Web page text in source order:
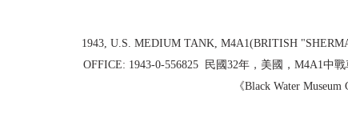
1943, U.S. MEDIUM TANK, M4A1(BRITISH
OFFICE: 1943-0-556825  民國32年，美國，M4A1
《Black Water